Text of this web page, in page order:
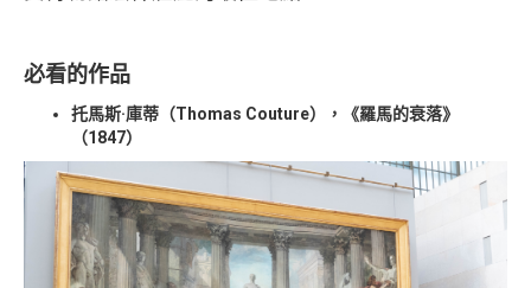
必看的作品
托馬斯·庫蒂（Thomas Couture），《羅馬的衰落》
（1847）